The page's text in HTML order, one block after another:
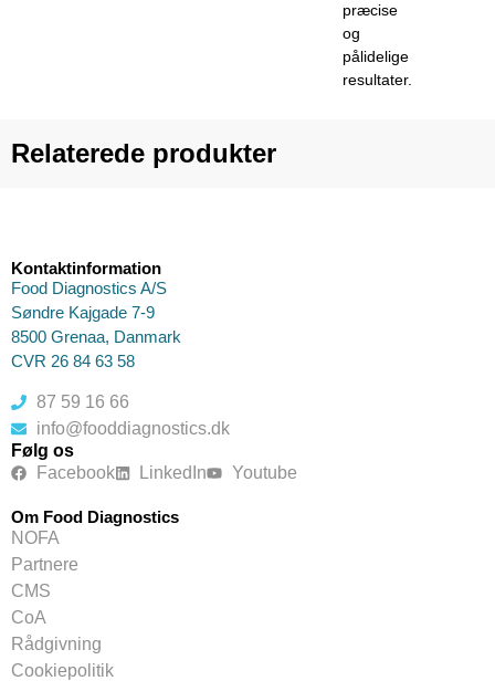
præcise
og
pålidelige
resultater.
Relaterede produkter
Kontaktinformation
Food Diagnostics A/S
Søndre Kajgade 7-9
8500 Grenaa, Danmark
CVR 26 84 63 58
87 59 16 66
info@fooddiagnostics.dk
Følg os
Facebook
LinkedIn Youtube
Om Food Diagnostics
NOFA
Partnere
CMS
CoA
Rådgivning
Cookiepolitik